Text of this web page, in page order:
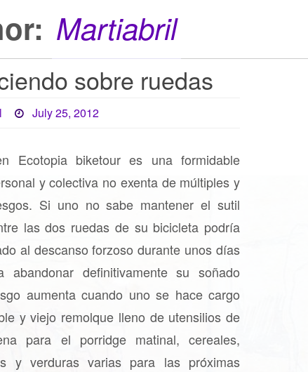
Martiabril
sobre ruedas
July 25, 2012
Ecotopia biketour es una formidable
y colectiva no exenta de múltiples y
Si uno no sabe mantener el sutil
las dos ruedas de su bicicleta podría
al descanso forzoso durante unos días
definitivamente su soñado
aumenta cuando uno se hace cargo
y viejo remolque lleno de utensilios de
para el porridge matinal, cereales,
y verduras varias para las próximas